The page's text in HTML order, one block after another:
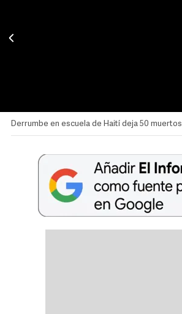
Derrumbe en escuela de Haití deja 50 muertos